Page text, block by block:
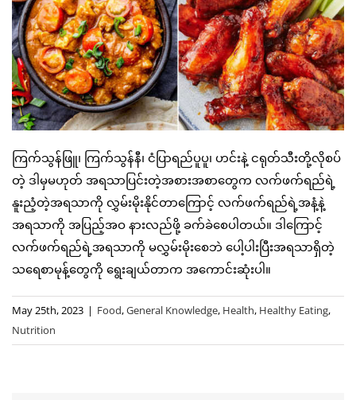
ကြက်သွန်ဖြူ၊ ကြက်သွန်နီ၊ ငံပြာရည်ပူပူ၊ ဟင်းနဲ့ ငရုတ်သီးတို့လိုစပ်
တဲ့ ဒါမှမဟုတ် အရသာပြင်းတဲ့အစားအစာတွေက လက်ဖက်ရည်ရဲ့
နူးညံ့တဲ့အရသာကို လွှမ်းမိုးနိုင်တာကြောင့် လက်ဖက်ရည်ရဲ့အနံ့နဲ့
အရသာကို အပြည့်အဝ နားလည်ဖို့ ခက်ခဲစေပါတယ်။ ဒါကြောင့်
လက်ဖက်ရည်ရဲ့အရသာကို မလွှမ်းမိုးစေဘဲ ပေါ့ပါးပြီးအရသာရှိတဲ့
သရေစာမုန့်တွေကို ရွေးချယ်တာက အကောင်းဆုံးပါ။
May 25th, 2023 | Food,General Knowledge, Health, Healthy Eating,
Nutrition